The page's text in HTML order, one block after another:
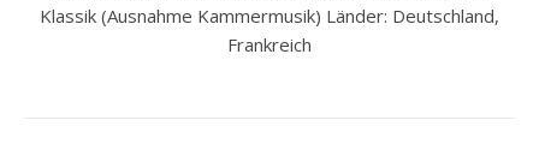
Klassik (Ausnahme Kammermusik) Länder: Deutschland,
Frankreich